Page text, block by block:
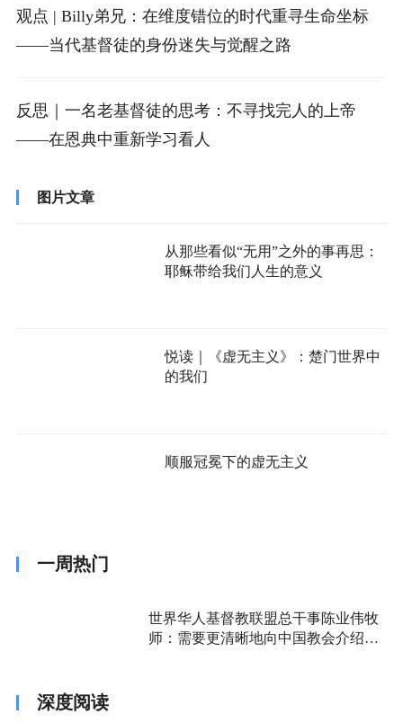
观点 | Billy弟兄：在维度错位的时代重寻生命坐标
——当代基督徒的身份迷失与觉醒之路
反思｜一名老基督徒的思考：不寻找完人的上帝
——在恩典中重新学习看人
图片文章
从那些看似“无用”之外的事再思：
耶稣带给我们人生的意义
悦读｜《虚无主义》：楚门世界中
的我们
顺服冠冕下的虚无主义
一周热门
世界华人基督教联盟总干事陈业伟牧
师：需要更清晰地向中国教会介绍福
深度阅读